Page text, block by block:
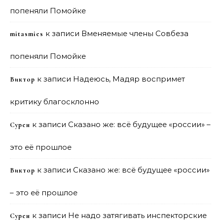
попеняли Помойке
mitasmies к записи Вменяемые члены Совбеза
попеняли Помойке
Виктор к записи Надеюсь, Мадяр воспримет
критику благосклонно
Сурен к записи Сказано же: всё будущее «россии» –
это её прошлое
Виктор к записи Сказано же: всё будущее «россии»
– это её прошлое
Сурен к записи Не надо затягивать инспекторские